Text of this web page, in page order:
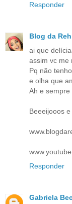
Responder
Blog da Reh
ai que
assim vc me
Pq não
e olha que
Ah e sempre
Beeeijooos
Responder
Gabriela